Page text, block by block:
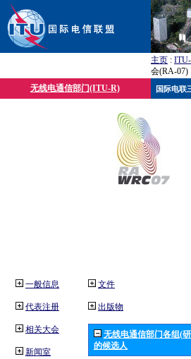
主页 :
会(RA-07)
无线电通信部门(ITU-R)
一般信息
代表注册
相关大会
新闻室
文件
出版物
无线电通信部门各组(
的候选人
国际电联